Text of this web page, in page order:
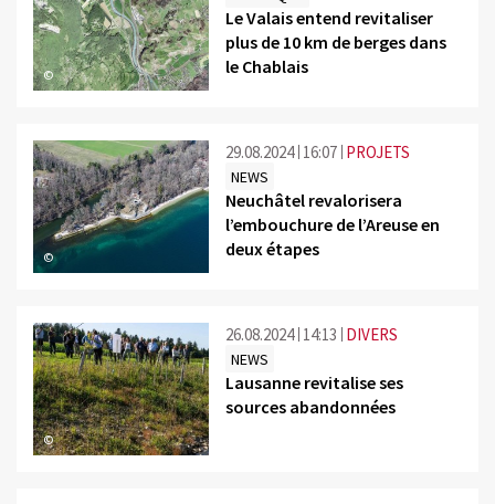
©
Le Valais entend revitaliser
plus de 10 km de berges dans
le Chablais
©
29.08.2024 16:07 PROJETS
NEWS
Neuchâtel revalorisera
l’embouchure de l’Areuse en
deux étapes
©
26.08.2024 14:13 DIVERS
NEWS
Lausanne revitalise ses
sources abandonnées